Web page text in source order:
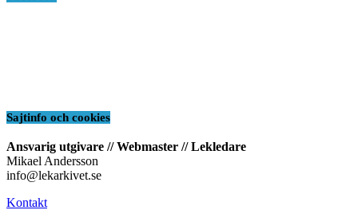
Sajtinfo och cookies
Ansvarig utgivare // Webmaster // Lekledare
Mikael Andersson
info@lekarkivet.se
Kontakt